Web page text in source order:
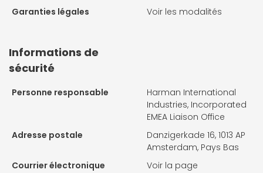
Garanties légales
Voir les modalités
Informations de
sécurité
Personne responsable
Harman International
Industries, Incorporated
EMEA Liaison Office
Adresse postale
Danzigerkade 16, 1013 AP
Amsterdam, Pays Bas
Courrier électronique
Voir la page